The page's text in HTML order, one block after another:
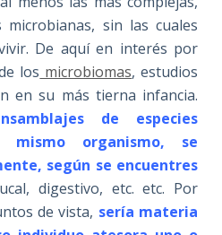
microbianas, sin las cuales
De aquí en interés por
los microbiomas, estudios
en su más tierna infancia.
de especies
mismo organismo, se
según se encuentres
digestivo, etc. etc. Por
de vista, sería materia